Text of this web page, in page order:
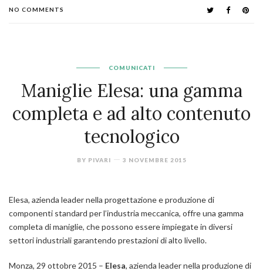
NO COMMENTS
COMUNICATI
Maniglie Elesa: una gamma
completa e ad alto contenuto
tecnologico
BY PIVARI 3 NOVEMBRE 2015
Elesa, azienda leader nella progettazione e produzione di
componenti standard per l’industria meccanica, offre una gamma
completa di maniglie, che possono essere impiegate in diversi
settori industriali garantendo prestazioni di alto livello.
Monza, 29 ottobre 2015 – Elesa, azienda leader nella produzione di